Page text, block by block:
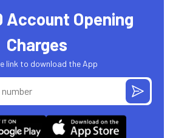
Account Opening
Charges
link to download the App